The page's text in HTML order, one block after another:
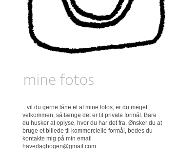
...vil du gerne låne et af mine fotos, er du meget
velkommen, så længe det er til private formål. Bare
du husker at oplyse, hvor du har det fra. Ønsker du at
bruge et billede til kommercielle formål, bedes du
kontakte mig på min email
havedagbogen@gmail.com.